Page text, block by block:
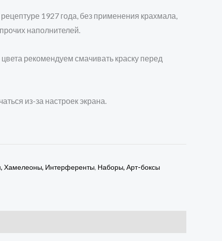
1927 года, без применения крахмала,
наполнителей.
рекомендуем смачивать краску перед
из-за настроек экрана.
Хамелеоны, Интерференты, Наборы, Арт-боксы